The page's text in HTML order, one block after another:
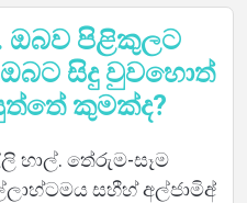
ඔබව පිළිකුලට
සිදු වුවහොත්
කුමක්ද?
හාල්. තේරුම-සෑම
සහීහ් අල්ජාමිඅ්